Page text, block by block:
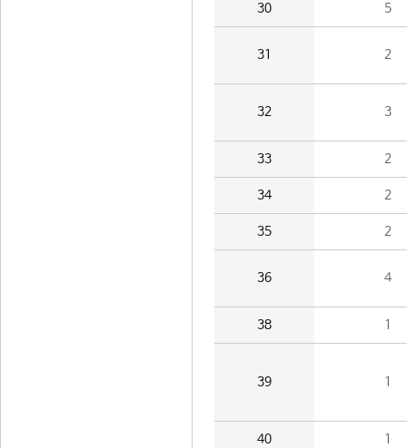
30 5
31 2
32 3
33 2
34 2
35 2
36 4
38 1
39 1
40 1